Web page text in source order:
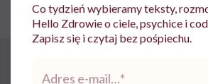
Pomidory
Co tydzień wybieramy teksty,
Hello Zdrowie o ciele, psychice i
Zapisz się i czytaj bez pośpiechu.